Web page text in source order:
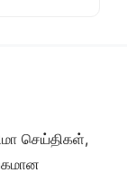
செய்திகள்,